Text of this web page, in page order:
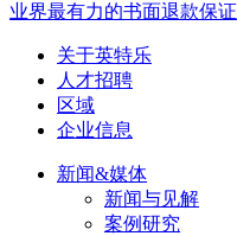
业界最有力的书面退款保证
关于英特乐
人才招聘
区域
企业信息
新闻&媒体
新闻与见解
案例研究